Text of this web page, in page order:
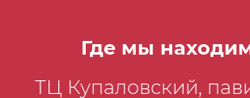
Где мы
ТЦ Купаловский,